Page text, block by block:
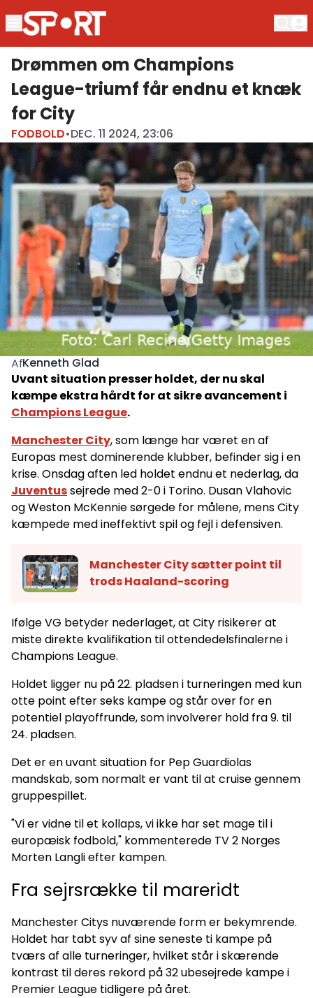
Drømmen om Champions
League-triumf får endnu et knæk
for City
FODBOLD•DEC. 11 2024, 23:06
AfKenneth Glad
Uvant situation presser holdet, der nu skal
kæmpe ekstra hårdt for at sikre avancement i
Champions League.
Manchester City, som længe har været en af
Europas mest dominerende klubber, befinder sig i en
krise. Onsdag aften led holdet endnu et nederlag, da
Juventussejrede med 2-0 i Torino. Dusan Vlahovic
og Weston McKennie sørgede for målene, mens City
kæmpede med ineffektivt spil og fejl i defensiven.
Manchester City sætter point til
trods Haaland-scoring
Ifølge VG betyder nederlaget, at City risikerer at
miste direkte kvalifikation til ottendedelsfinalerne i
Champions League.
Holdet ligger nu på 22. pladsen i turneringen med kun
otte point efter seks kampe og står over for en
potentiel playoffrunde, som involverer hold fra 9. til
24. pladsen.
Det er en uvant situation for Pep Guardiolas
mandskab, som normalt er vant til at cruise gennem
gruppespillet.
"Vi er vidne til et kollaps, vi ikke har set mage til i
europæisk fodbold," kommenterede TV 2 Norges
Morten Langli efter kampen.
Fra sejrsrække til mareridt
Manchester Citys nuværende form er bekymrende.
Holdet har tabt syv af sine seneste ti kampe på
tværs af alle turneringer, hvilket står i skærende
kontrast til deres rekord på 32 ubesejrede kampe i
Premier League tidligere på året.